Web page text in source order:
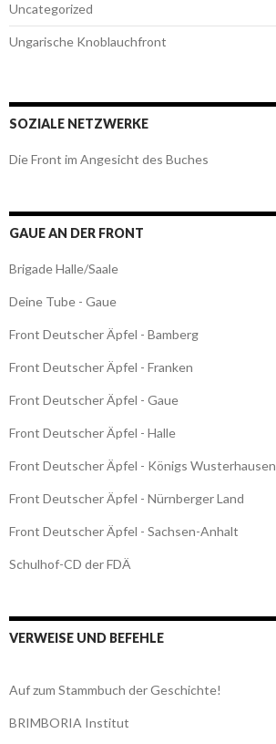
Uncategorized
Ungarische Knoblauchfront
SOZIALE NETZWERKE
Die Front im Angesicht des Buches
GAUE AN DER FRONT
Brigade Halle/Saale
Deine Tube - Gaue
Front Deutscher Äpfel - Bamberg
Front Deutscher Äpfel - Franken
Front Deutscher Äpfel - Gaue
Front Deutscher Äpfel - Halle
Front Deutscher Äpfel - Königs Wusterhausen
Front Deutscher Äpfel - Nürnberger Land
Front Deutscher Äpfel - Sachsen-Anhalt
Schulhof-CD der FDÄ
VERWEISE UND BEFEHLE
Auf zum Stammbuch der Geschichte!
BRIMBORIA Institut